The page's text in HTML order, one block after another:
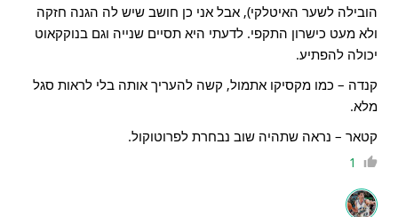
הובילה לשער האיטלקי), אבל אני כן חושב שיש לה הגנה חזקה
ולא מעט כישרון התקפי. לדעתי היא תסיים שנייה וגם בנוקקאוט
יכולה להפתיע.
קנדה – כמו מקסיקו אתמול, קשה להעריך אותה בלי לראות סגל
מלא.
קטאר – נראה שתהיה שוב נבחרת לפרוטוקול.
1